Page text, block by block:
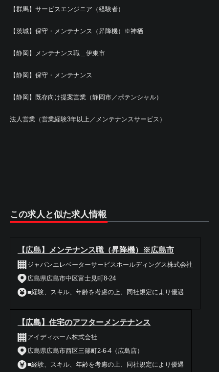
【群馬】サービスエンジニア（経験者）
【茨城】保守・メンテナンス（昇降機）※神栖
【静岡】メンテナンス職＿伊東市
【静岡】保守・メンテナンス
【静岡】既存向け提案営業（静岡市／ポテンシャル）
法人営業（営業経験3年以上／メンテナンスサービス）
この求人と似た求人情報
【広島】メンテナンス職（昇降機）※広島市
ジャパンエレベーターサービスホールディングス株式会社
広島県広島市中区富士見町8-24
■経験、スキル、年齢を考慮の上、同社規定により優遇
【広島】住宅のアフターメンテナンス
アイディホーム株式会社
広島県広島市西区三篠町2-6-4（広島店）
■経験、スキル、年齢を考慮の上、同社規定により優遇